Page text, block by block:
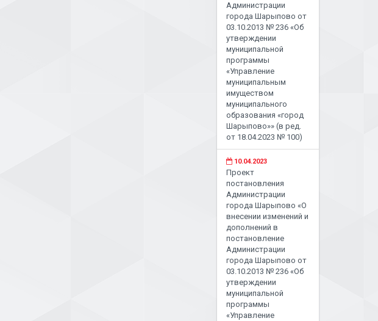
Администрации
города Шарыпово от
03.10.2013 № 236 «Об
утверждении
муниципальной
программы
«Управление
муниципальным
имуществом
муниципального
образования «город
Шарыпово»» (в ред.
от 18.04.2023 № 100)
10.04.2023
Проект
постановления
Администрации
города Шарыпово «О
внесении изменений и
дополнений в
постановление
Администрации
города Шарыпово от
03.10.2013 № 236 «Об
утверждении
муниципальной
программы
«Управление